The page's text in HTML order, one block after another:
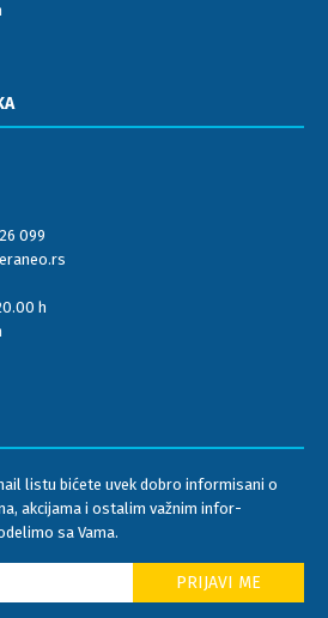
099
h
listu bićete uvek dobro informisani o
akcijama i ostalim važnim infor-
sa Vama.